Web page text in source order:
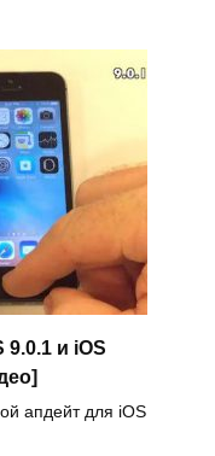
и iOS
апдейт для iOS